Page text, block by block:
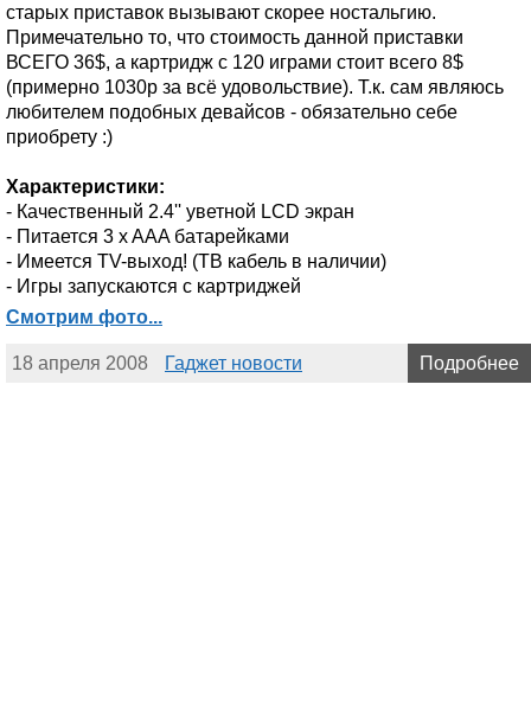
старых приставок вызывают скорее ностальгию.
Примечательно то, что стоимость данной приставки
ВСЕГО 36$, а картридж с 120 играми стоит всего 8$
(примерно 1030р за всё удовольствие). Т.к. сам являюсь
любителем подобных девайсов - обязательно себе
приобрету :)
Характеристики:
- Качественный 2.4'' уветной LCD экран
- Питается 3 x AAA батарейками
- Имеется TV-выход! (ТВ кабель в наличии)
- Игры запускаются с картриджей
Смотрим фото...
18 апреля 2008 Гаджет новости Подробнее